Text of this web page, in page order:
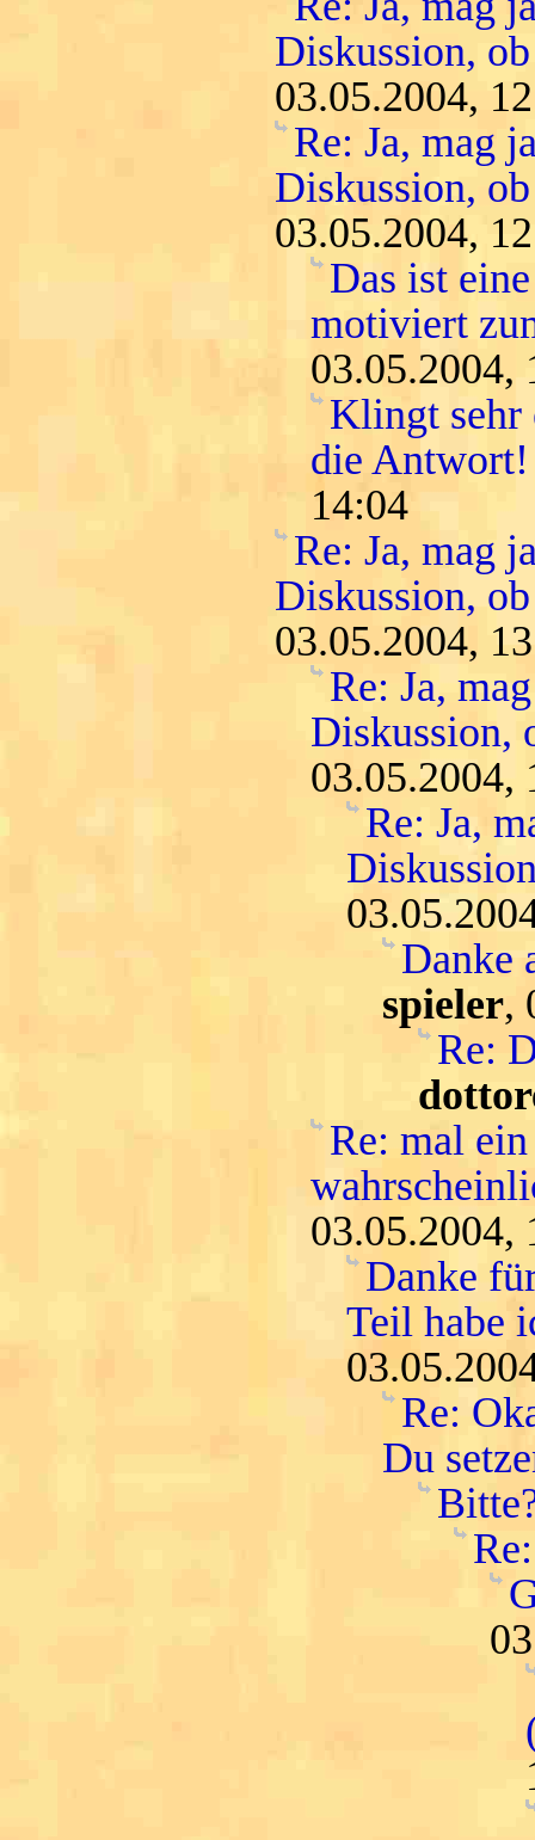
Diskussion,
03.05.2004,
Re: Ja, mag
Diskussion,
03.05.2004,
Das ist
motiviert
03.05.2004,
Klingt sehr
die
14:04
Re: Ja, mag
Diskussion,
03.05.2004,
Re: Ja,
Diskussion,
03.05.2004,
Re: Ja,
Danke
spieler,
Re:
Re: mal
03.05.2004,
Danke
Teil habe
Re:
Du